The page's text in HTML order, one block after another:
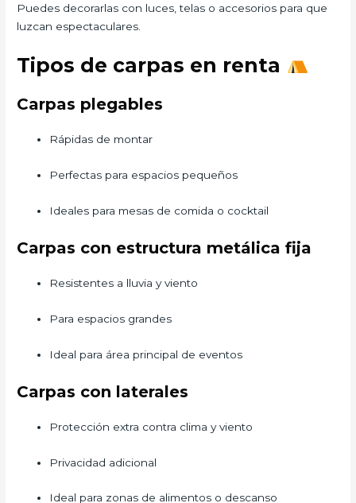
Puedes decorarlas con luces, telas o accesorios para que
luzcan espectaculares.
Tipos de carpas en renta
Carpas plegables
Rápidas de montar
Perfectas para espacios pequeños
Ideales para mesas de comida o cocktail
Carpas con estructura metálica fija
Resistentes a lluvia y viento
Para espacios grandes
Ideal para área principal de eventos
Carpas con laterales
Protección extra contra clima y viento
Privacidad adicional
Ideal para zonas de alimentos o descanso